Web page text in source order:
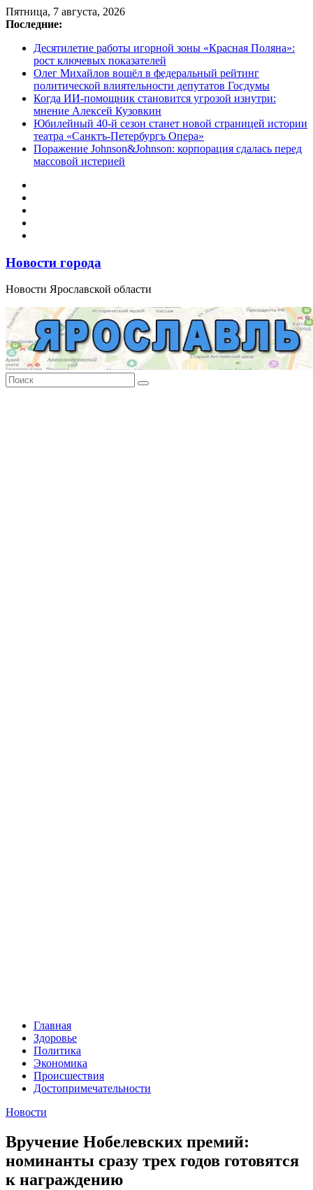
Перейти
к
Пятница, 7 августа, 2026
Последние:
Десятилетие работы игорной зоны «Красная Поляна»:
рост ключевых показателей
Олег Михайлов вошёл в федеральный рейтинг
политической влиятельности депутатов Госдумы
Когда ИИ-помощник становится угрозой изнутри:
мнение Алексей Кузовкин
Юбилейный 40-й сезон станет новой страницей истории
театра «Санктъ-Петербургъ Опера»
Поражение Johnson&Johnson: корпорация сдалась перед
массовой истерией
Новости города
Новости Ярославской области
Главная
Здоровье
Политика
Экономика
Происшествия
Достопримечательности
Новости
Вручение Нобелевских премий:
номинанты сразу трех годов готовятся
к награждению